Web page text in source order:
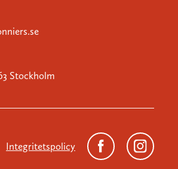
Stockholm
Integritetspolicy